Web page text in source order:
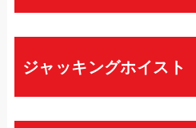
ジャッキングホイスト